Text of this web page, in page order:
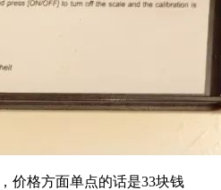
价格方面单点的话是33块钱